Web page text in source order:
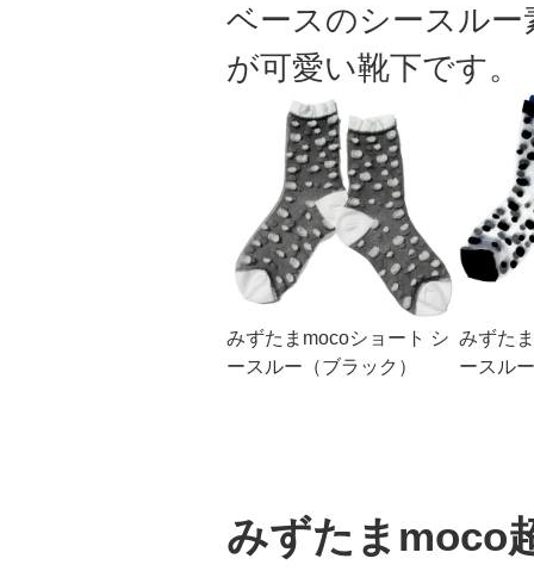
ベースのシースル
が可愛い靴下です。
みずたまmocoショート シ
ースルー（ブラック）
みずた
ースル
みずたまmoco